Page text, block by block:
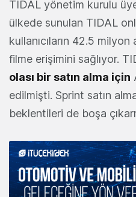
TIDAL yönetim kurulu
ülkede sunulan TIDAL
kullanıcıların 42.5
filme erişimini sağlıyor.
olası bir satın alma için
edilmişti. Sprint satın
beklentileri de boşa